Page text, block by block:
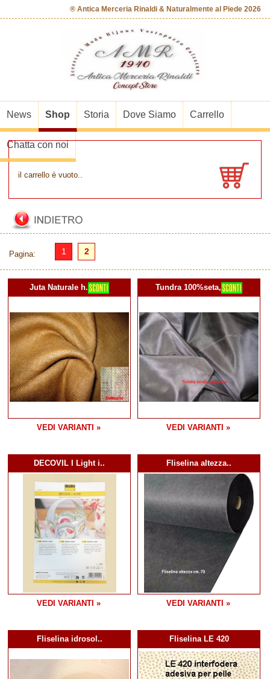
® Antica Merceria Rinaldi & Naturalmente al Piede 2026
News Shop Storia Dove Siamo Carrello
Chatta con noi
il carrello è vuoto..
Pagina: 1 2
Juta Naturale h.
VEDI VARIANTI »
Tundra 100%seta,
VEDI VARIANTI »
DECOVIL I Light i..
VEDI VARIANTI »
Fliselina altezza..
VEDI VARIANTI »
Fliselina idrosol.. Fliselina LE 420